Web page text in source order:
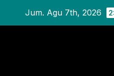
Jum. Agu 7th, 2026